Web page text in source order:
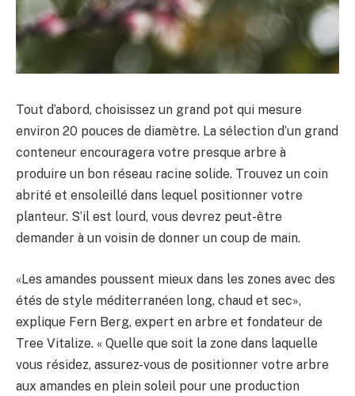
Tout d’abord, choisissez un grand pot qui mesure
environ 20 pouces de diamètre. La sélection d’un grand
conteneur encouragera votre presque arbre à
produire un bon réseau racine solide. Trouvez un coin
abrité et ensoleillé dans lequel positionner votre
planteur. S’il est lourd, vous devrez peut-être
demander à un voisin de donner un coup de main.
«Les amandes poussent mieux dans les zones avec des
étés de style méditerranéen long, chaud et sec»,
explique Fern Berg, expert en arbre et fondateur de
Tree Vitalize. « Quelle que soit la zone dans laquelle
vous résidez, assurez-vous de positionner votre arbre
aux amandes en plein soleil pour une production